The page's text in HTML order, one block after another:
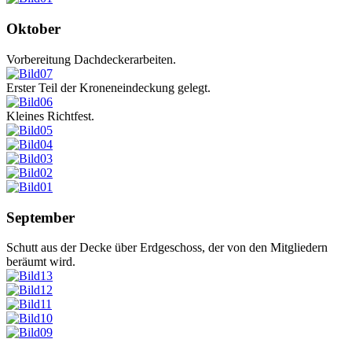
Oktober
Vorbereitung Dachdeckerarbeiten.
Erster Teil der Kroneneindeckung gelegt.
Kleines Richtfest.
September
Schutt aus der Decke über Erdgeschoss, der von den Mitgliedern
beräumt wird.